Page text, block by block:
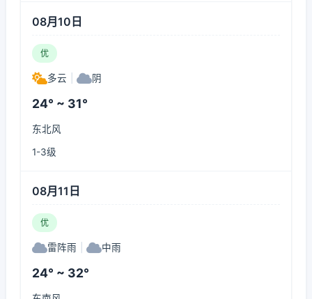
08月10日
优
多云 阴
24° ~ 31°
东北风
1-3级
08月11日
优
雷阵雨 中雨
24° ~ 32°